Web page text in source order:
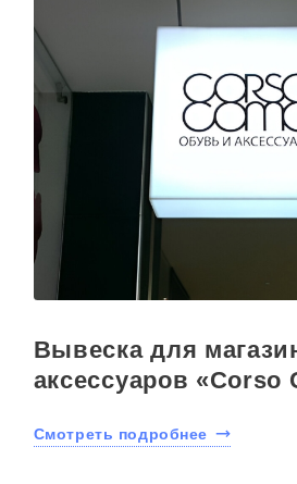
Вывеска для
аксессуаров «Corso
Смотреть подробнее